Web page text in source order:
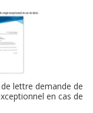
lettre demande de
en cas de